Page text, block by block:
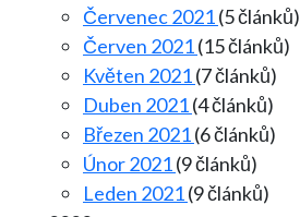
Červenec 2021(5 článků)
Červen 2021(15 článků)
Květen 2021(7 článků)
Duben 2021(4 článků)
Březen 2021(6 článků)
Únor 2021(9 článků)
Leden 2021(9 článků)